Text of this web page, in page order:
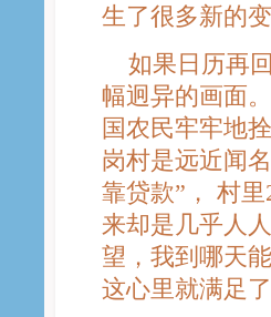
生了很多新的
如果日历再回
幅迥异的画面
国农民牢牢地
岗村是远近闻
靠贷款”， 村
来却是几乎人
望，我到哪天
这心里就满足